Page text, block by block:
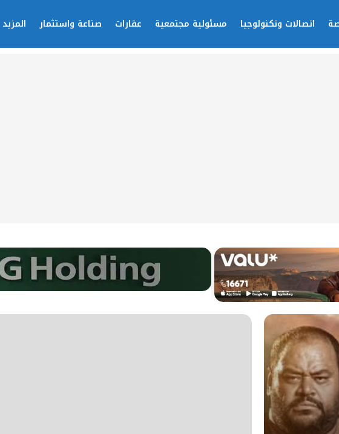
اتصالات وتكنولوجيا مسئولية مجتمعية عقارات صناعة واستثمار المزيد